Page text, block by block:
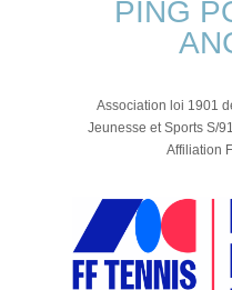
PING
Association loi 1901
Jeunesse et Sports S/
Affiliation